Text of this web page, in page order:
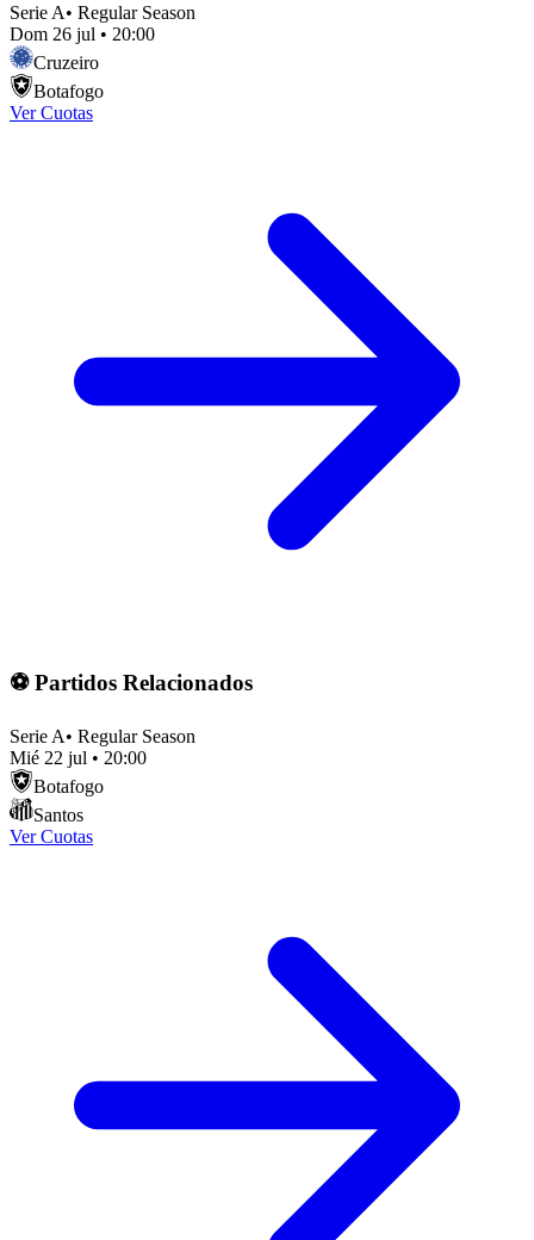
Serie A• Regular Season
Dom 26 jul • 20:00
Cruzeiro
Botafogo
Ver Cuotas
⚽ Partidos Relacionados
Serie A• Regular Season
Mié 22 jul • 20:00
Botafogo
Santos
Ver Cuotas